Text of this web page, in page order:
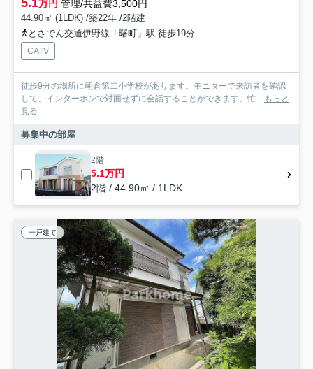
5.1万円 管理/共益費3,500円
44.90㎡ (1LDK) /築22年 /2階建
とさでん交通伊野線「曙町」駅 徒歩19分
CATV
徒歩9分の場所に朝倉第二小学校があります。モニターで来訪者を確認
して、インターホンで対面せずに会話することができます。忙... もっと
見る
募集中の部屋
2階
5.1万円
2階 / 44.90㎡ / 1LDK
一戸建て